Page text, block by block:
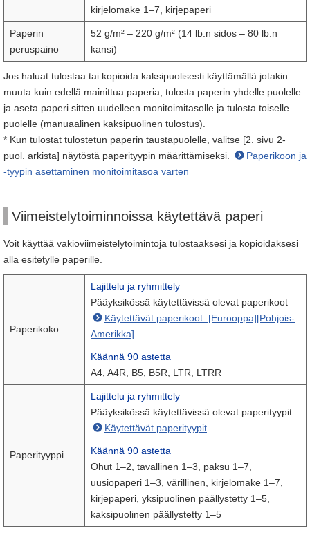
kirjelomake 1–7, kirjepaperi
Paperin
peruspaino
52 g/m² – 220 g/m² (14 lb:n sidos – 80 lb:n
kansi)
Jos haluat tulostaa tai kopioida kaksipuolisesti käyttämällä jotakin
muuta kuin edellä mainittua paperia, tulosta paperin yhdelle puolelle
ja aseta paperi sitten uudelleen monitoimitasolle ja tulosta toiselle
puolelle (manuaalinen kaksipuolinen tulostus).
* Kun tulostat tulostetun paperin taustapuolelle, valitse [2. sivu 2-
puol. arkista] näytöstä paperityypin määrittämiseksi.
Paperikoon ja
-tyypin asettaminen monitoimitasoa varten
Viimeistelytoiminnoissa käytettävä paperi
Voit käyttää vakioviimeistelytoimintoja tulostaaksesi ja kopioidaksesi
alla esitetylle paperille.
Paperikoko
Lajittelu ja ryhmittely
Pääyksikössä käytettävissä olevat paperikoot
Käytettävät paperikoot [Eurooppa][Pohjois-
Amerikka]
Käännä 90 astetta
A4, A4R, B5, B5R, LTR, LTRR
Paperityyppi
Lajittelu ja ryhmittely
Pääyksikössä käytettävissä olevat paperityypit
Käytettävät paperityypit
Käännä 90 astetta
Ohut 1–2, tavallinen 1–3, paksu 1–7,
uusiopaperi 1–3, värillinen, kirjelomake 1–7,
kirjepaperi, yksipuolinen päällystetty 1–5,
kaksipuolinen päällystetty 1–5